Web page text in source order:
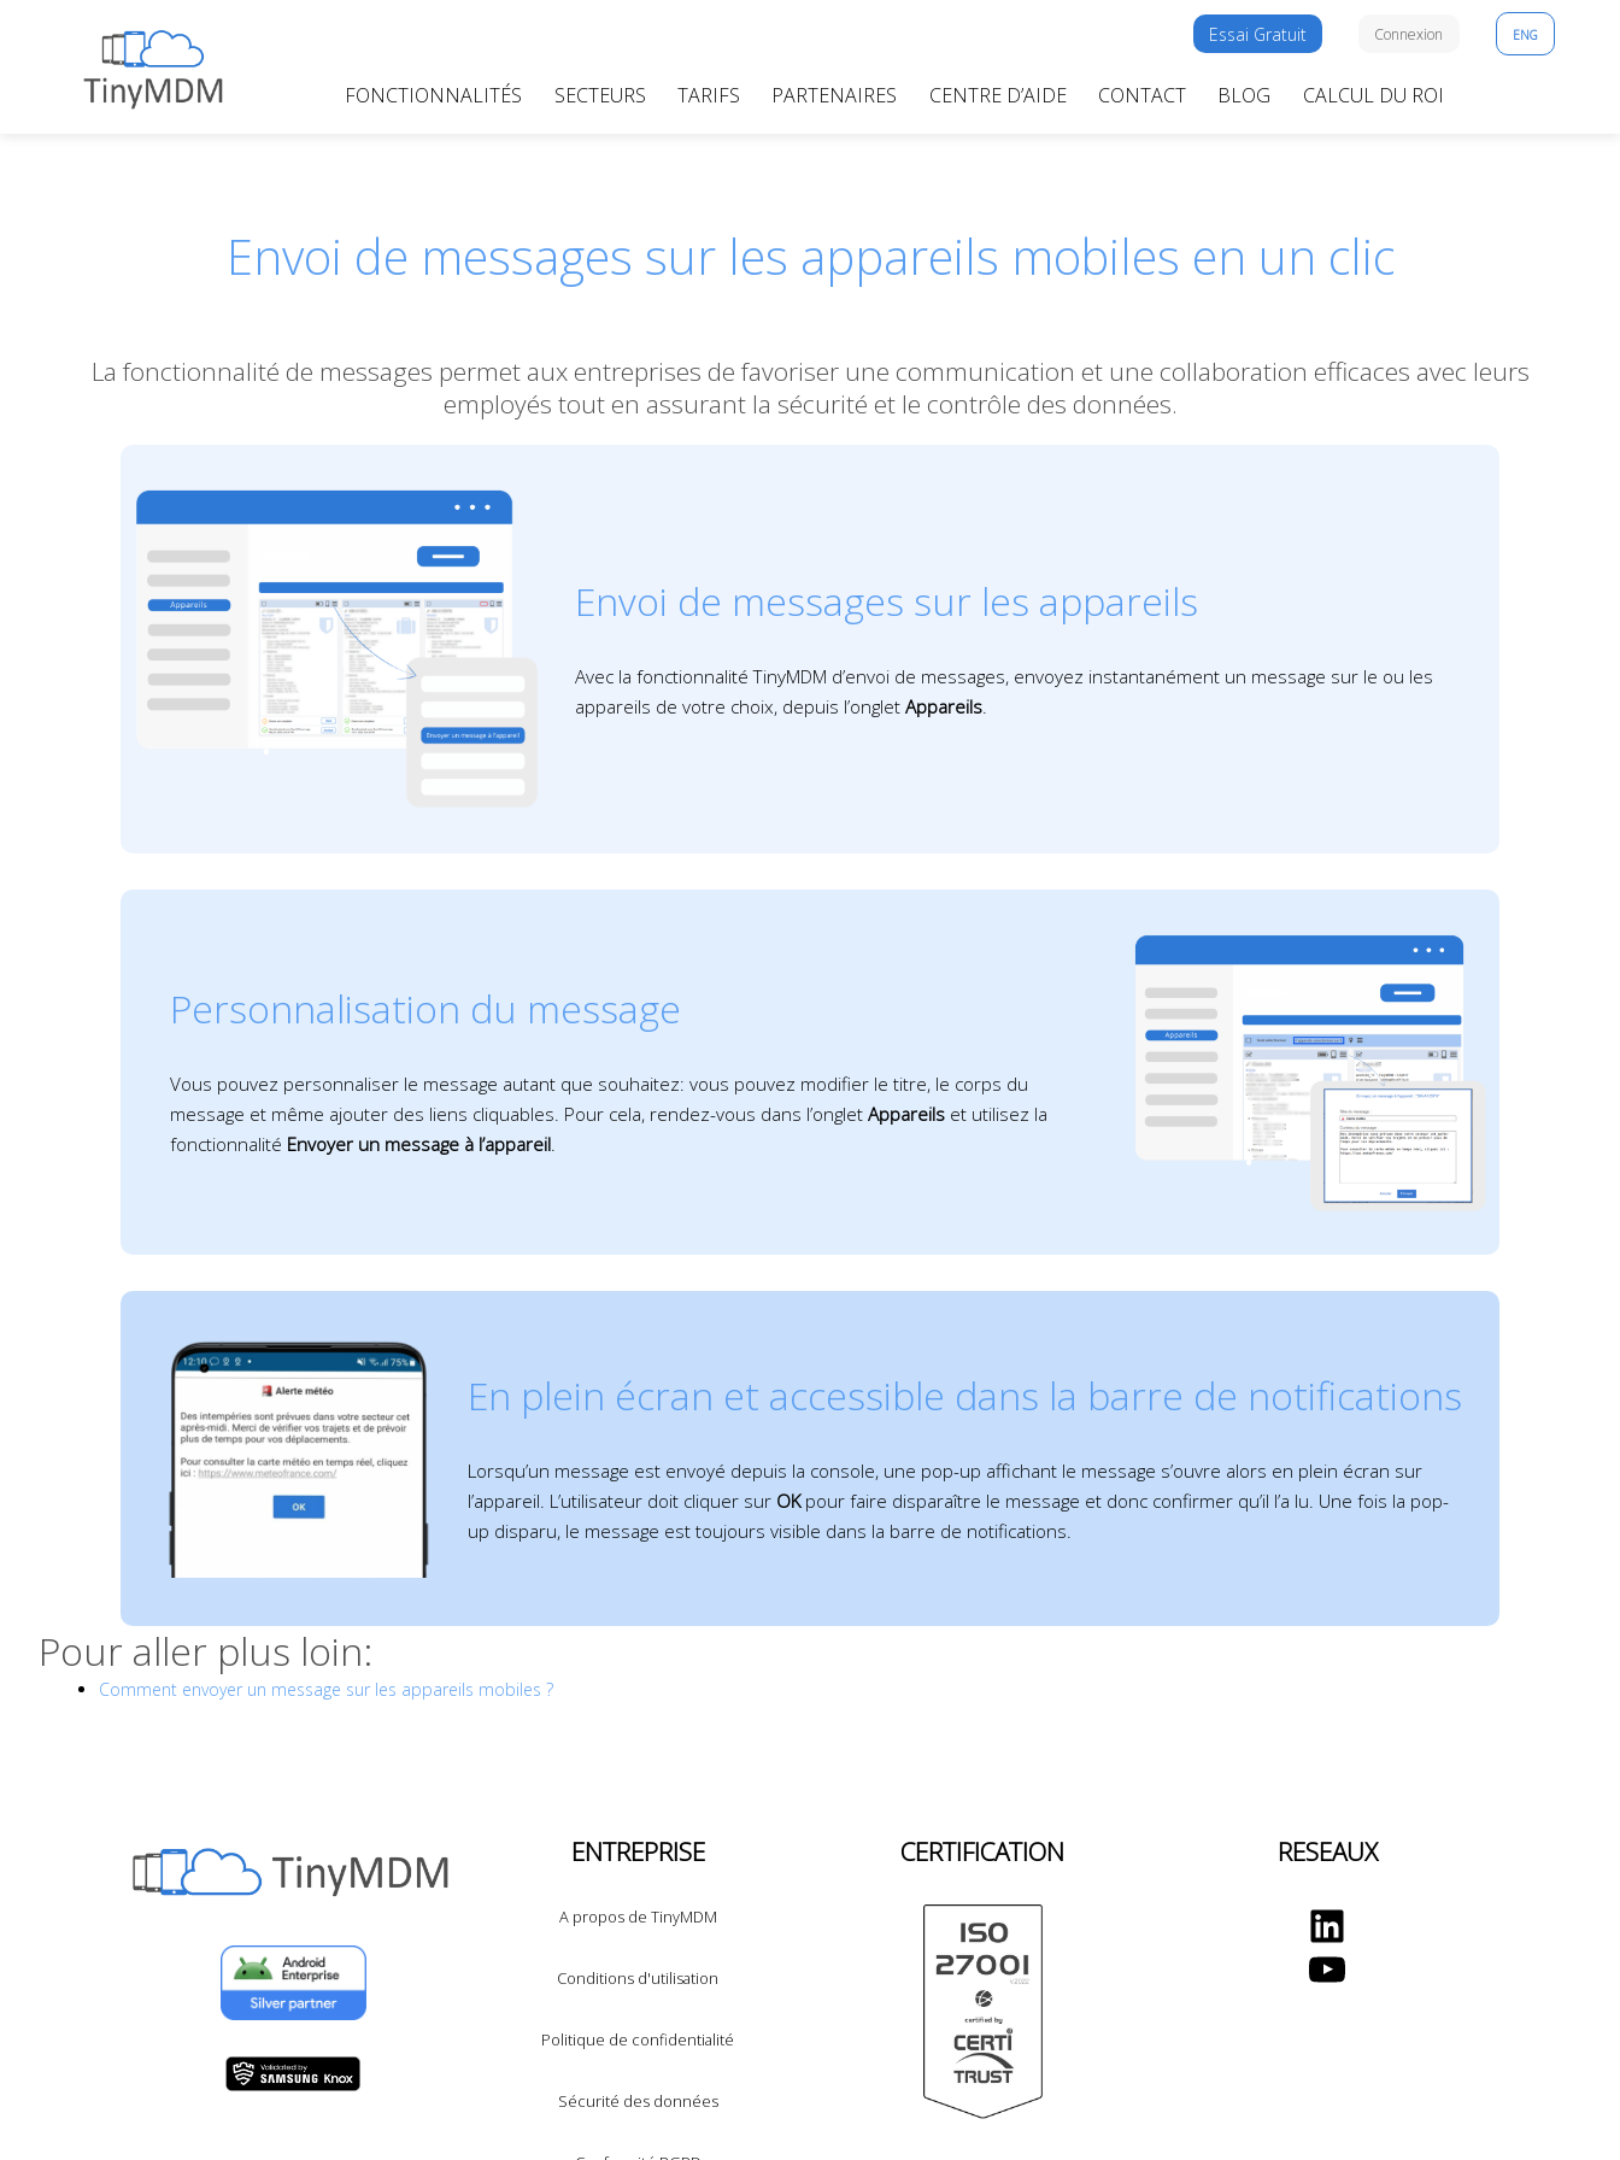
FONCTIONNALITÉS SECTEURS TARIFS PARTENAIRES CENTRE D’AIDE CONTACT BLOG CALCUL DU ROI
Essai Gratuit Connexion ENG
Envoi de messages sur les appareils mobiles en un clic
La fonctionnalité de messages permet aux entreprises de favoriser une communication et une collaboration efficaces avec leurs
employés tout en assurant la sécurité et le contrôle des données.
Envoi de messages sur les appareils
Avec la fonctionnalité TinyMDM d’envoi de messages, envoyez instantanément un message sur le ou les
appareils de votre choix, depuis l’ongletAppareils.
Personnalisation du message
Vous pouvez personnaliser le message autant que souhaitez: vous pouvez modifier le titre, le corps du
message et même ajouter des liens cliquables. Pour cela, rendez-vous dans l’onglet Appareilset utilisez la
fonctionnalité Envoyer un message à l’appareil.
En plein écran et accessible dans la barre de notifications
Lorsqu’un message est envoyé depuis la console, une pop-up affichant le message s’ouvre alors en plein écran sur
l’appareil. L’utilisateur doit cliquer sur OK pour faire disparaître le message et donc confirmer qu’il l’a lu. Une fois la pop-
up disparu, le message est toujours visible dans la barre de notifications.
Pour aller plus loin:
Comment envoyer un message sur les appareils mobiles ?
ENTREPRISE
A propos de TinyMDM
Conditions d'utilisation
Politique de confidentialité
Sécurité des données
CERTIFICATION RESEAUX
LinkedIn
YouTube